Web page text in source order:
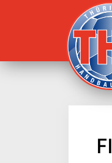
Menü